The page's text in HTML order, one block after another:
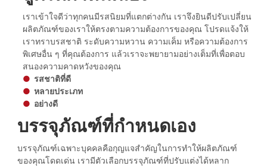
เราเข้าใจดีว่าทุกคนมีรสนิยมที่แตกต่างกัน เราจึงยินดีปรับเปลี่ยน
ผลิตภัณฑ์ของเราให้ตรงตามความต้องการของคุณ โปรดแจ้งให้
เราทราบรสชาติ ระดับความหวาน ความเค็ม หรือความต้องการ
พิเศษอื่น ๆ ที่คุณต้องการ แล้วเราจะพยายามอย่างเต็มที่เพื่อตอบ
สนองความคาดหวังของคุณ
● รสชาติที่ดี
● หลายประเภท
● อย่างดี
บรรจุภัณฑ์ที่กำหนดเอง
บรรจุภัณฑ์เฉพาะบุคคลคือกุญแจสำคัญในการทำให้ผลิตภัณฑ์
ของคุณโดดเด่น เรามีตัวเลือกบรรจุภัณฑ์ที่ปรับแต่งได้หลาก